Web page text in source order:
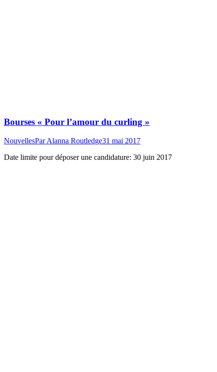
Bourses « Pour l’amour du curling »
NouvellesParAlanna Routledge31 mai 2017
Date limite pour déposer une candidature: 30 juin 2017